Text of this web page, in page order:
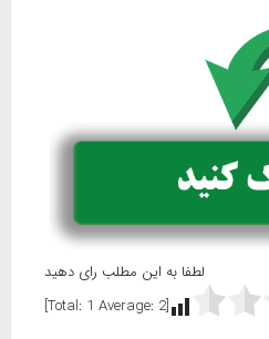
لطفا به این مطلب رای دهید
[Total:
1 Average: 2
]